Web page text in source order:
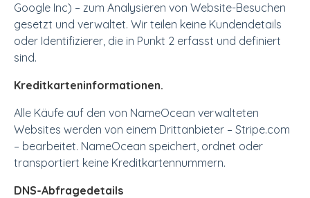
Google Inc) – zum Analysieren von Website-Besuchen
gesetzt und verwaltet. Wir teilen keine Kundendetails
oder Identifizierer, die in Punkt 2 erfasst und definiert
sind.
Kreditkarteninformationen.
Alle Käufe auf den von NameOcean verwalteten
Websites werden von einem Drittanbieter – Stripe.com
– bearbeitet. NameOcean speichert, ordnet oder
transportiert keine Kreditkartennummern.
DNS-Abfragedetails